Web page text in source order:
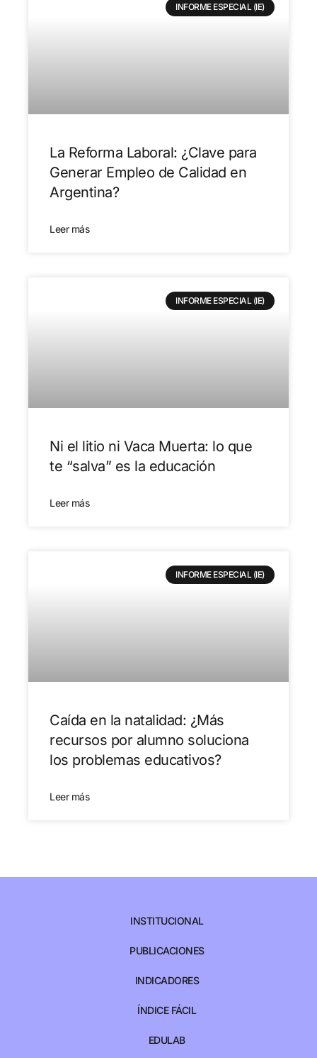
INFORME ESPECIAL (IE)
La Reforma Laboral: ¿Clave para
Generar Empleo de Calidad en
Argentina?
Leer más
INFORME ESPECIAL (IE)
Ni el litio ni Vaca Muerta: lo que
te “salva” es la educación
Leer más
INFORME ESPECIAL (IE)
Caída en la natalidad: ¿Más
recursos por alumno soluciona
los problemas educativos?
Leer más
INSTITUCIONAL
PUBLICACIONES
INDICADORES
ÍNDICE FÁCIL
EDULAB